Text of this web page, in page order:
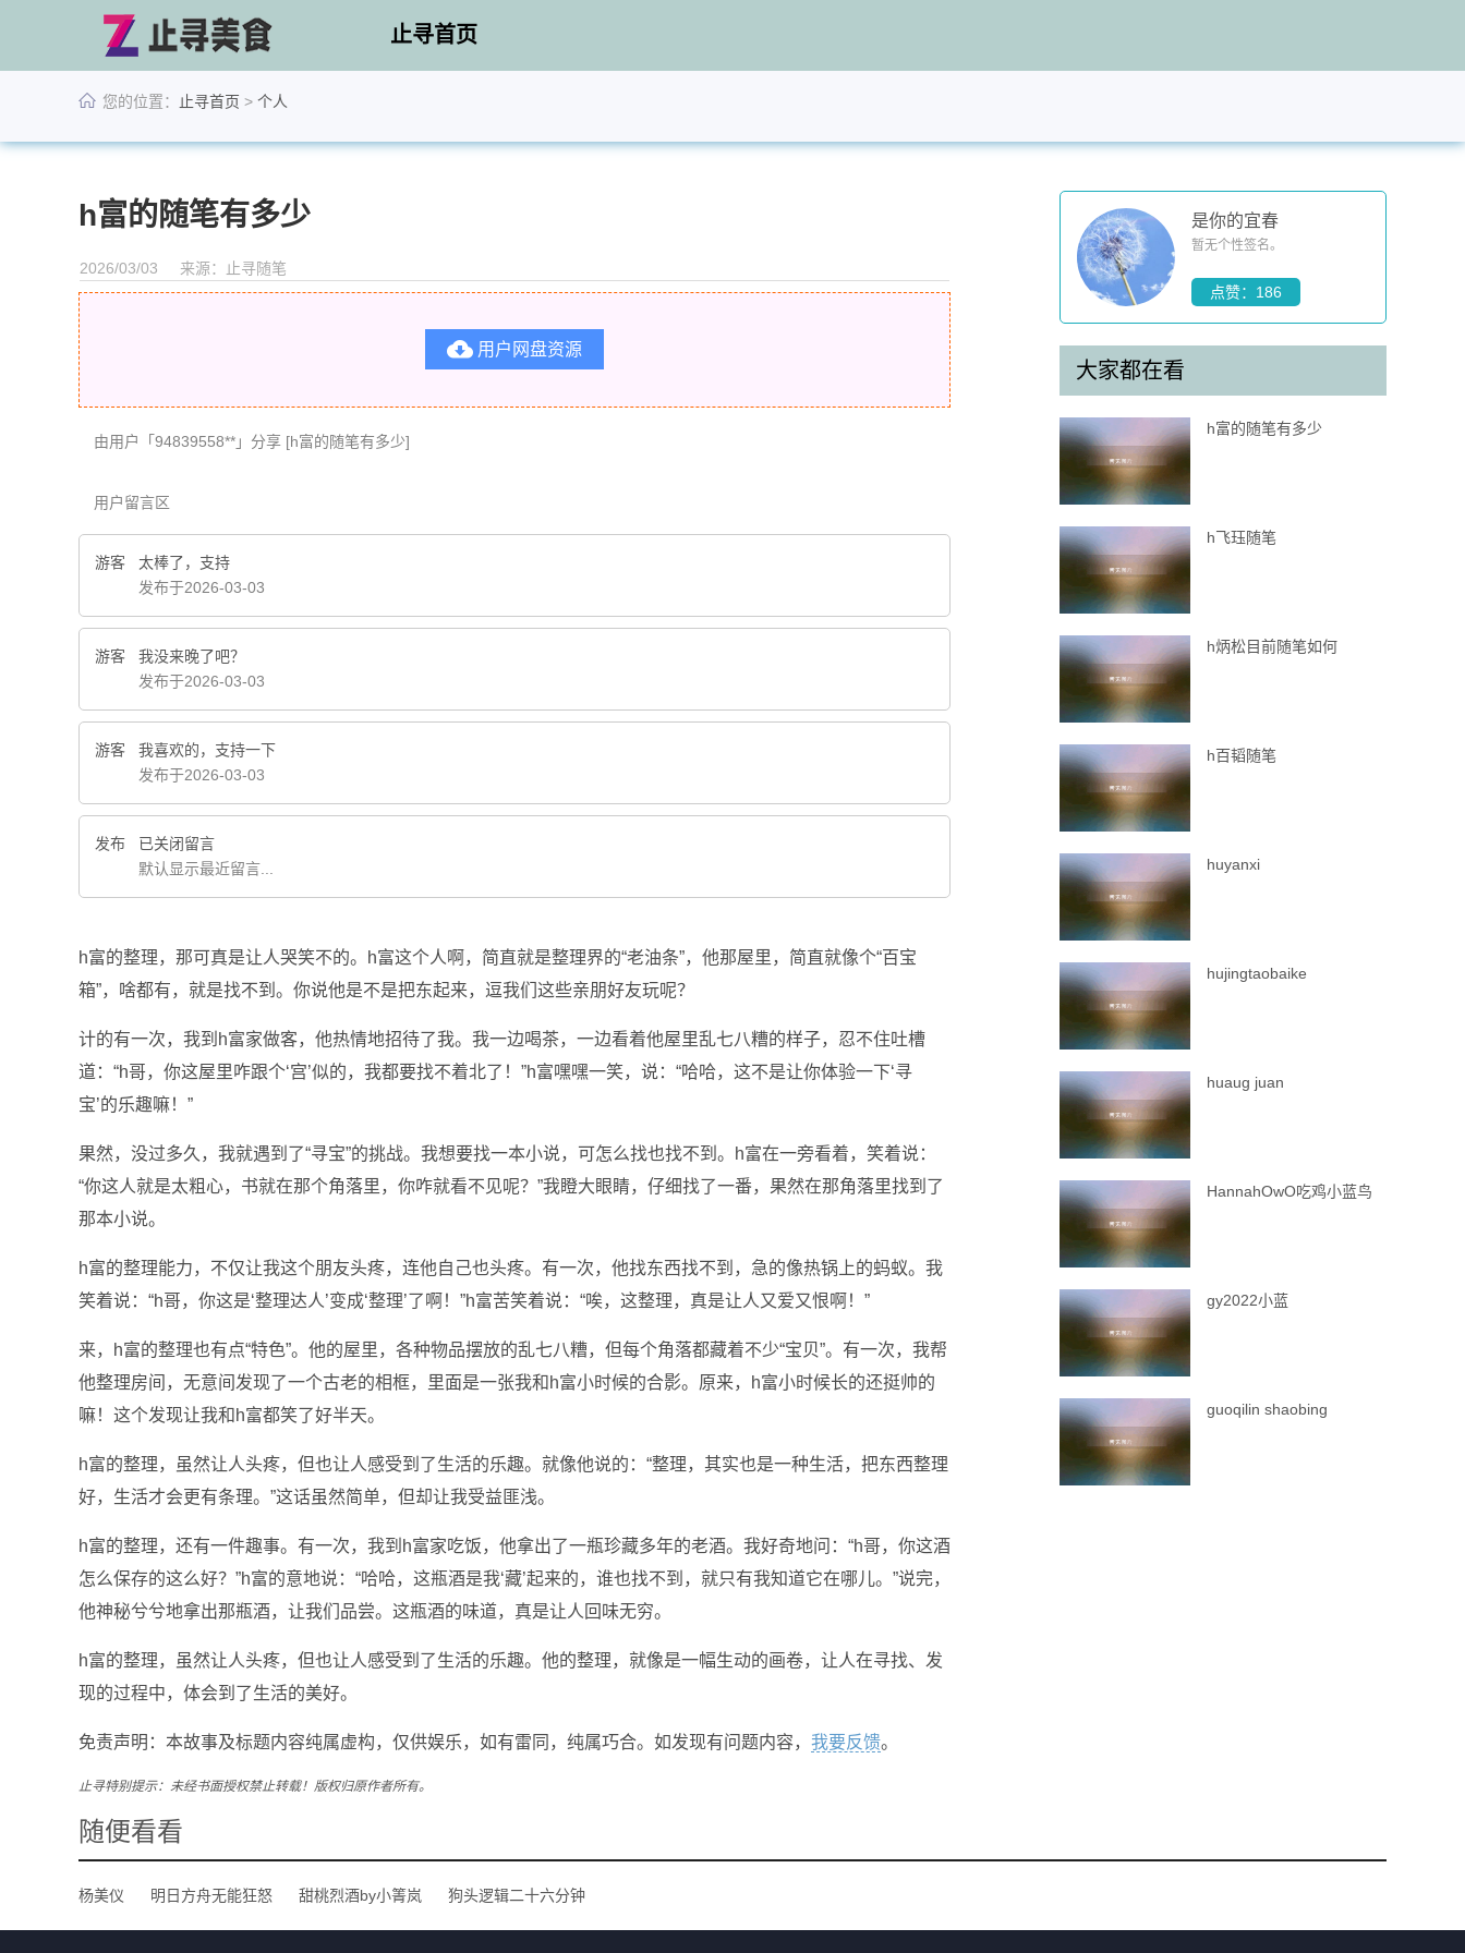
止寻首页
您的位置： 止寻首页 > 个人
h富的随笔有多少
2026/03/03 来源：止寻随笔
 用户网盘资源
由用户「94839558**」分享 [h富的随笔有多少]
用户留言区
游客
太棒了，支持
发布于2026-03-03
游客
我没来晚了吧？
发布于2026-03-03
游客
我喜欢的，支持一下
发布于2026-03-03
发布
已关闭留言
默认显示最近留言...
h富的整理，那可真是让人哭笑不的。h富这个人啊，简直就是整理界的“老油条”，他那屋里，简直就像个“百宝
箱”，啥都有，就是找不到。你说他是不是把东起来，逗我们这些亲朋好友玩呢？
计的有一次，我到h富家做客，他热情地招待了我。我一边喝茶，一边看着他屋里乱七八糟的样子，忍不住吐槽
道：“h哥，你这屋里咋跟个‘宫’似的，我都要找不着北了！”h富嘿嘿一笑，说：“哈哈，这不是让你体验一下‘寻
宝’的乐趣嘛！”
果然，没过多久，我就遇到了“寻宝”的挑战。我想要找一本小说，可怎么找也找不到。h富在一旁看着，笑着说：
“你这人就是太粗心，书就在那个角落里，你咋就看不见呢？”我瞪大眼睛，仔细找了一番，果然在那角落里找到了
那本小说。
h富的整理能力，不仅让我这个朋友头疼，连他自己也头疼。有一次，他找东西找不到，急的像热锅上的蚂蚁。我
笑着说：“h哥，你这是‘整理达人’变成‘整理’了啊！”h富苦笑着说：“唉，这整理，真是让人又爱又恨啊！”
来，h富的整理也有点“特色”。他的屋里，各种物品摆放的乱七八糟，但每个角落都藏着不少“宝贝”。有一次，我帮
他整理房间，无意间发现了一个古老的相框，里面是一张我和h富小时候的合影。原来，h富小时候长的还挺帅的
嘛！这个发现让我和h富都笑了好半天。
h富的整理，虽然让人头疼，但也让人感受到了生活的乐趣。就像他说的：“整理，其实也是一种生活，把东西整理
好，生活才会更有条理。”这话虽然简单，但却让我受益匪浅。
h富的整理，还有一件趣事。有一次，我到h富家吃饭，他拿出了一瓶珍藏多年的老酒。我好奇地问：“h哥，你这酒
怎么保存的这么好？”h富的意地说：“哈哈，这瓶酒是我‘藏’起来的，谁也找不到，就只有我知道它在哪儿。”说完，
他神秘兮兮地拿出那瓶酒，让我们品尝。这瓶酒的味道，真是让人回味无穷。
h富的整理，虽然让人头疼，但也让人感受到了生活的乐趣。他的整理，就像是一幅生动的画卷，让人在寻找、发
现的过程中，体会到了生活的美好。
免责声明：本故事及标题内容纯属虚构，仅供娱乐，如有雷同，纯属巧合。如发现有问题内容， 我要反馈。
止寻特别提示：未经书面授权禁止转载！版权归原作者所有。
是你的宜春
暂无个性签名。
点赞：186
大家都在看
h富的随笔有多少
h飞珏随笔
h炳松目前随笔如何
h百韬随笔
huyanxi
hujingtaobaike
huaug juan
HannahOwO吃鸡小蓝鸟
gy2022小蓝
guoqilin shaobing
随便看看
杨美仪 明日方舟无能狂怒 甜桃烈酒by小箐岚 狗头逻辑二十六分钟